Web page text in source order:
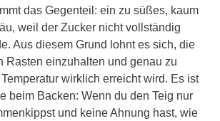
das Gegenteil: ein zu süßes, kaum
weil der Zucker nicht vollständig
Aus diesem Grund lohnt es sich, die
Rasten einzuhalten und genau zu
wirklich erreicht wird. Es ist
beim Backen: Wenn du den Teig nur
und keine Ahnung hast, wie